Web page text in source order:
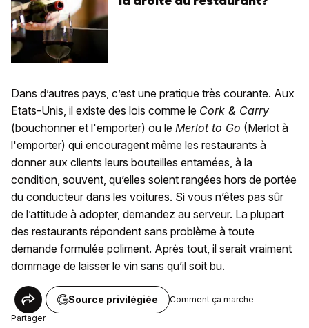
Dans d’autres pays, c’est une pratique très courante. Aux
Etats-Unis, il existe des lois comme le Cork & Carry
(bouchonner et l'emporter) ou le Merlot to Go (Merlot à
l'emporter) qui encouragent même les restaurants à
donner aux clients leurs bouteilles entamées, à la
condition, souvent, qu’elles soient rangées hors de portée
du conducteur dans les voitures. Si vous n’êtes pas sûr
de l’attitude à adopter, demandez au serveur. La plupart
des restaurants répondent sans problème à toute
demande formulée poliment. Après tout, il serait vraiment
dommage de laisser le vin sans qu’il soit bu.
Partager
Source privilégiée Comment ça marche